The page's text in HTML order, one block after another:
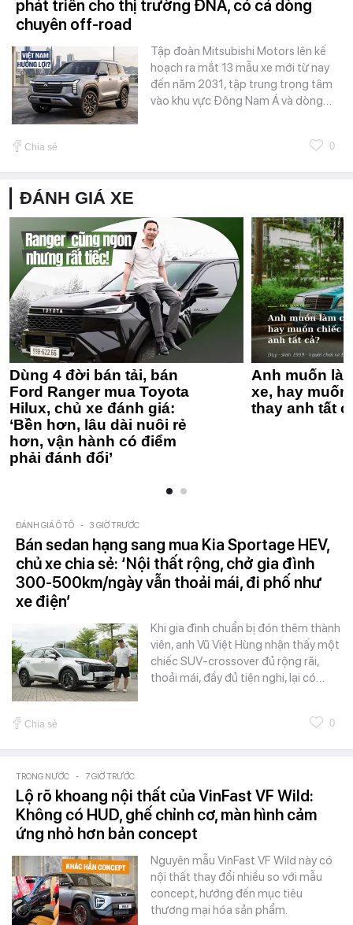
phát triển cho thị trường ĐNÁ, có cả dòng
chuyên off-road
Tập đoàn Mitsubishi Motors lên kế
hoạch ra mắt 13 mẫu xe mới từ nay
đến năm 2031, tập trung trọng tâm
vào khu vực Đông Nam Á và dòng…
Chia sẻ 0
ĐÁNH GIÁ XE
Dùng 4 đời bán tải, bán
Ford Ranger mua Toyota
Hilux, chủ xe đánh giá:
‘Bền hơn, lâu dài nuôi rẻ
hơn, vận hành có điểm
phải đánh đổi’
Anh muốn
xe, hay
thay anh tất
ĐÁNH GIÁ Ô TÔ - 3 GIỜ TRƯỚC
Bán sedan hạng sang mua Kia Sportage HEV,
chủ xe chia sẻ: ‘Nội thất rộng, chở gia đình
300-500km/ngày vẫn thoải mái, đi phố như
xe điện’
Khi gia đình chuẩn bị đón thêm thành
viên, anh Vũ Việt Hùng nhận thấy một
chiếc SUV-crossover đủ rộng rãi,
thoải mái, đầy đủ tiện nghi, lại có…
Chia sẻ 0
TRONG NƯỚC - 7 GIỜ TRƯỚC
Lộ rõ khoang nội thất của VinFast VF Wild:
Không có HUD, ghế chỉnh cơ, màn hình cảm
ứng nhỏ hơn bản concept
Nguyên mẫu VinFast VF Wild này có
nội thất thay đổi nhiều so với mẫu
concept, hướng đến mục tiêu
thương mại hóa sản phẩm.